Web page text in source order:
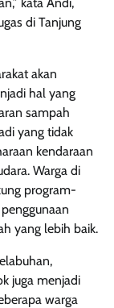
di Tanjung
akan
hal yang
sampah
yang tidak
kendaraan
Warga di
program-
yang lebih baik.
juga menjadi
warga